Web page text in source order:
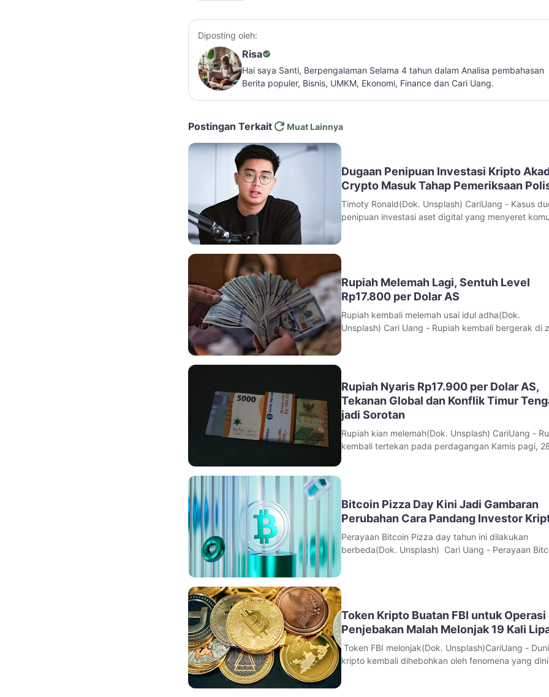
Diposting oleh:
Risa
Hai saya Santi, Berpengalaman Selama 4 tahun dalam Analisa pembahasan
Berita populer, Bisnis, UMKM, Ekonomi, Finance dan Cari Uang.
Postingan Terkait Muat Lainnya
Dugaan Penipuan Investasi Kripto
Crypto Masuk Tahap Pemeriksaan
Timoty Ronald(Dok. Unsplash) CariUang - Kasus
penipuan investasi aset digital yang menyeret
Rupiah Melemah Lagi, Sentuh Level
Rp17.800 per Dolar AS
Rupiah kembali melemah usai idul adha(Dok.
Unsplash) Cari Uang - Rupiah kembali bergerak di
Rupiah Nyaris Rp17.900 per Dolar AS,
Tekanan Global dan Konflik Timur
jadi Sorotan
Rupiah kian melemah(Dok. Unsplash) CariUang -
kembali tertekan pada perdagangan Kamis pagi,
terhadap rupiah terjadi bersama
Bitcoin Pizza Day Kini Jadi Gambaran
Perubahan Cara Pandang Investor
Perayaan Bitcoin Pizza day tahun ini dilakukan
berbeda(Dok. Unsplash) Cari Uang - Perayaan
Token Kripto Buatan FBI untuk Operasi
Penjebakan Malah Melonjak 19 Kali
Token FBI melonjak(Dok. Unsplash)CariUang -
kripto kembali dihebohkan oleh fenomena yang